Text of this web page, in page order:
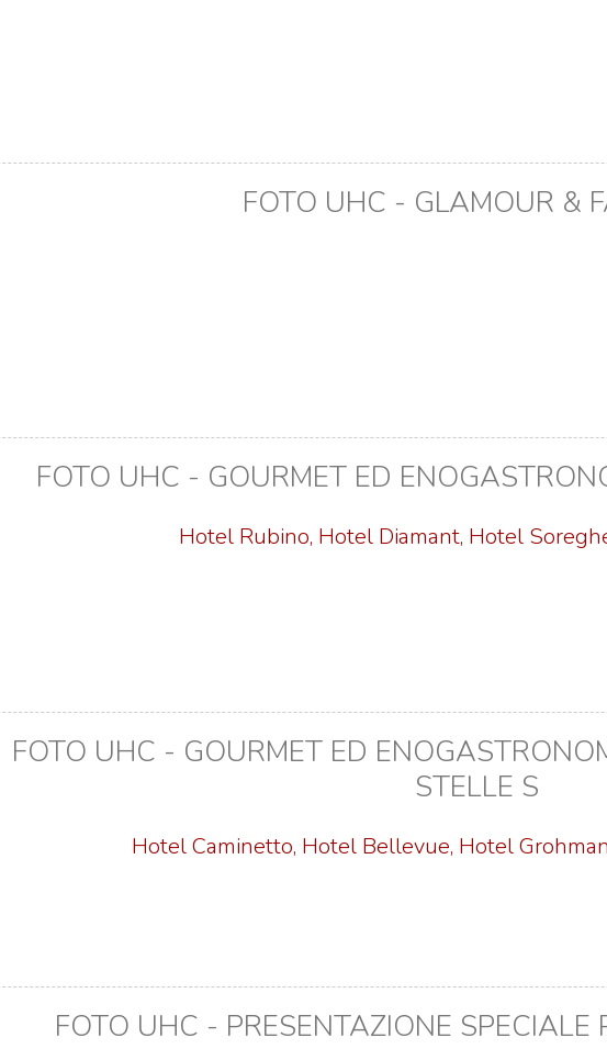
FOTO UHC - GLAMOUR &
FOTO UHC - GOURMET ED
Hotel Rubino, Hotel Diamant, Hotel
FOTO UHC - GOURMET ED
STELLE S
Hotel Caminetto, Hotel Bellevue, Hotel
FOTO UHC - PRESENTAZIONE